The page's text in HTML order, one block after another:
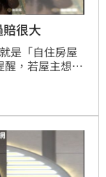
很大
是「自住房屋
，若屋主想享
過2.67倍！